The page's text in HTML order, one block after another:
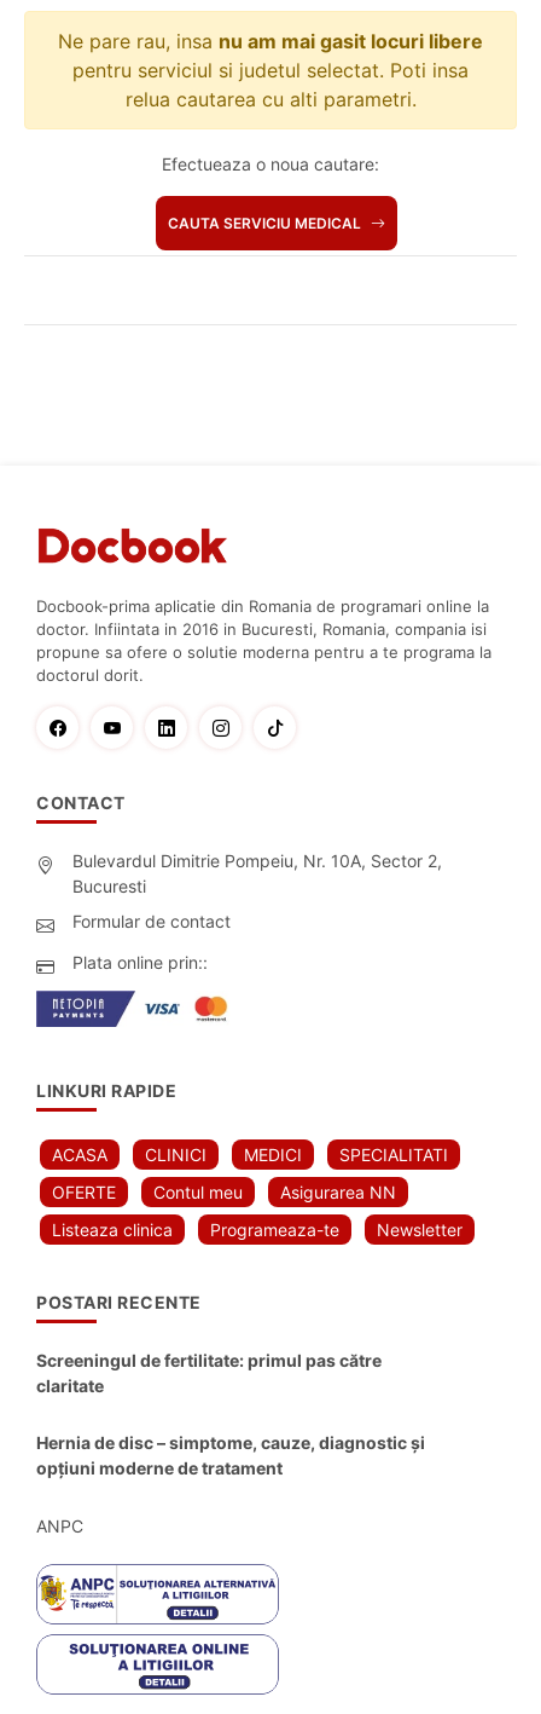
Ne pare rau, insa nu am mai gasit locuri libere
pentru serviciul si judetul selectat. Poti insa
relua cautarea cu alti parametri.
Efectueaza o noua cautare:
CAUTA SERVICIU MEDICAL
Docbook-prima aplicatie din Romania de programari online la
doctor. Infiintata in 2016 in Bucuresti, Romania, compania isi
propune sa ofere o solutie moderna pentru a te programa la
doctorul dorit.
CONTACT
Bulevardul Dimitrie Pompeiu, Nr. 10A, Sector 2,
Bucuresti
Formular de contact
Plata online prin::
LINKURI RAPIDE
ACASA CLINICI MEDICI
SPECIALITATI
OFERTE
Contul meu
Asigurarea NN
Listeaza clinica
Programeaza-te Newsletter
POSTARI RECENTE
Screeningul de fertilitate: primul pas către
claritate
Hernia de disc – simptome, cauze, diagnostic și
opțiuni moderne de tratament
ANPC